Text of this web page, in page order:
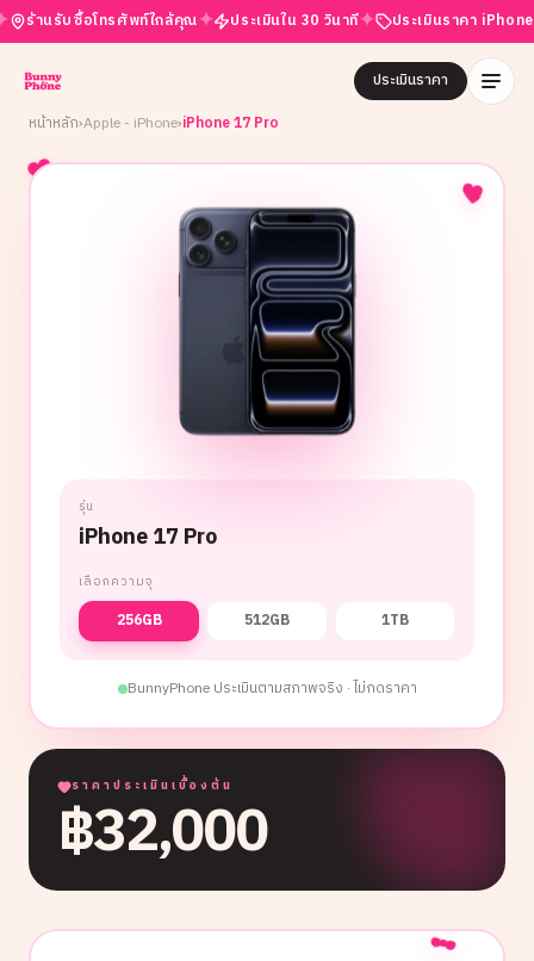
นรับซื้อโทรศัพท์ใกล้คุณ✦ ประเมินใน 30 วินาที ✦ ประเมินราคา iPhone ฟรี✦
ประเมินราคา
หน้าหลัก›Apple - iPhone›iPhone 17 Pro
รุ่น
iPhone 17 Pro
เลือกความจุ
256GB 512GB 1TB
BunnyPhone ประเมินตามสภาพจริง · ไม่กดราคา
ราคาประเมินเบื้องต้น
฿32,000